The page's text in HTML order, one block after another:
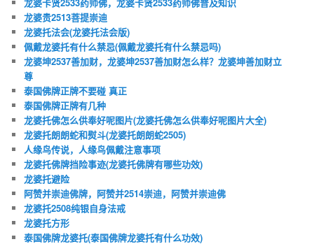
龙婆贵2513菩提崇迪
龙婆托法会(龙婆托法会版)
佩戴龙婆托有什么禁忌(佩戴龙婆托有什么禁忌吗)
龙婆坤2537善加财，龙婆坤2537善加财怎么样？龙婆坤善加财立
尊
泰国佛牌正牌不要碰 真正
泰国佛牌正牌有几种
龙婆托佛怎么供奉好呢图片(龙婆托佛怎么供奉好呢图片大全)
龙婆托朗朗蛇和熨斗(龙婆托朗朗蛇2505)
人缘鸟传说，人缘鸟佩戴注意事项
龙婆托佛牌挡险事迹(龙婆托佛牌有哪些功效)
龙婆托避险
阿赞并崇迪佛牌，阿赞并2514崇迪，阿赞并崇迪佛
龙婆托2508纯银自身法戒
龙婆托方形
泰国佛牌龙婆托(泰国佛牌龙婆托有什么功效)